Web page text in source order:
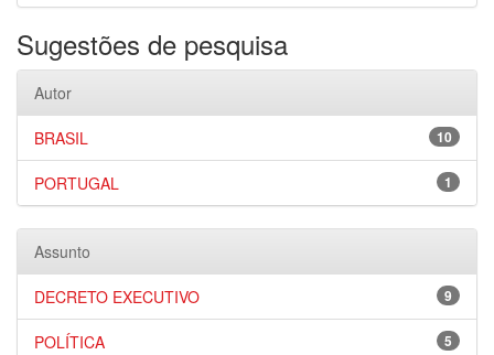
Sugestões de pesquisa
Autor
10
BRASIL
1
PORTUGAL
Assunto
9
DECRETO EXECUTIVO
5
POLÍTICA